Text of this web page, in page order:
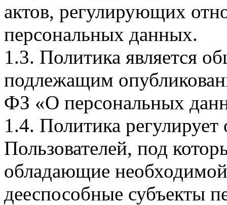
актов, регулирующих
персональных данных.
1.3. Политика является
подлежащим
ФЗ «О персональных
1.4. Политика
Пользователей, под
обладающие
дееспособные субъекты